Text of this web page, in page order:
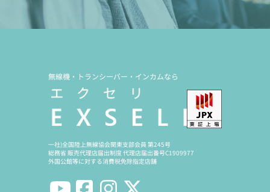
無線機・トランシーバー・インカムなら
一社)全国陸上無線協会関東支部会員 第245号
総務省 販売代理店届出制度 代理店届出番号C1909977
外国公館等に対する消費税免除指定店舗